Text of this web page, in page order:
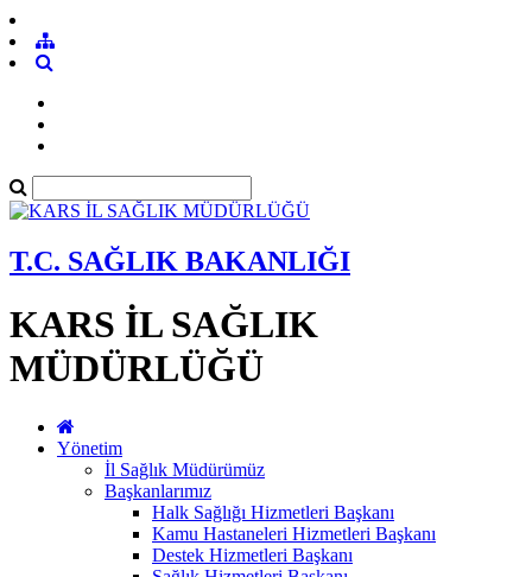
T.C. SAĞLIK BAKANLIĞI
KARS İL SAĞLIK
MÜDÜRLÜĞÜ
Yönetim
İl Sağlık Müdürümüz
Başkanlarımız
Halk Sağlığı Hizmetleri Başkanı
Kamu Hastaneleri Hizmetleri Başkanı
Destek Hizmetleri Başkanı